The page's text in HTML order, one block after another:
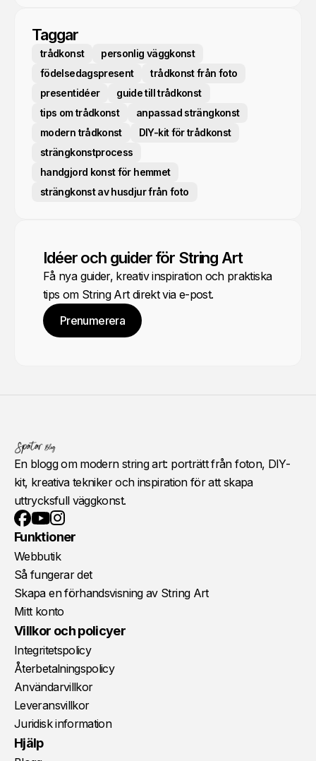
Taggar
trådkonst
personlig väggkonst
födelsedagspresent
trådkonst från foto
presentidéer
guide till trådkonst
tips om trådkonst
anpassad strängkonst
modern trådkonst
DIY-kit för trådkonst
strängkonstprocess
handgjord konst för hemmet
strängkonst av husdjur från foto
Idéer och guider för String Art
Få nya guider, kreativ inspiration och praktiska
tips om String Art direkt via e-post.
Prenumerera
En blogg om modern string art: porträtt från foton, DIY-
kit, kreativa tekniker och inspiration för att skapa
uttrycksfull väggkonst.
Facebook
YouTube
Instagram
Funktioner
Webbutik
Så fungerar det
Skapa en förhandsvisning av String Art
Mitt konto
Villkor och policyer
Integritetspolicy
Återbetalningspolicy
Användarvillkor
Leveransvillkor
Juridisk information
Hjälp